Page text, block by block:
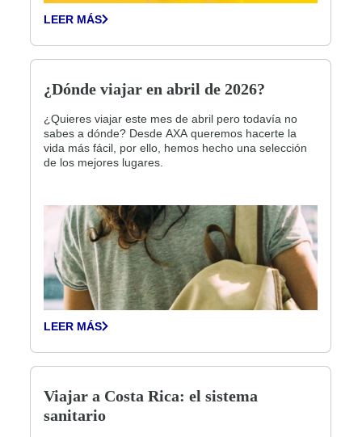
LEER MÁS
¿Dónde viajar en abril de 2026?
¿Quieres viajar este mes de abril pero todavía no
sabes a dónde? Desde AXA queremos hacerte la
vida más fácil, por ello, hemos hecho una selección
de los mejores lugares.
LEER MÁS
Viajar a Costa Rica: el sistema
sanitario